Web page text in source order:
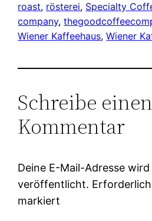
roast, rösterei, Specialty
company,
Wiener Kaffeehaus, Wiener
Schreibe einen
Kommentar
Deine E-Mail-Adresse
veröffentlicht.
markiert